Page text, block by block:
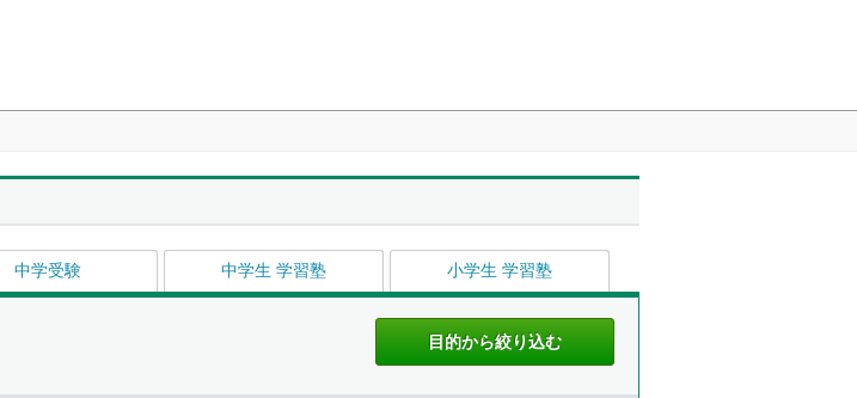
中学受験 中学生 学習塾 小学生 学習塾